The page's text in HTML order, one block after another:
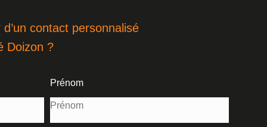
contact personnalisé
Doizon ?
Prénom